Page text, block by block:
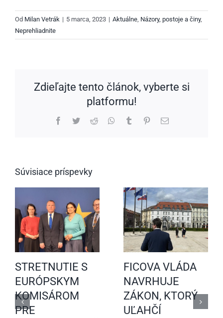
Od Milan Vetrák | 5 marca, 2023 | Aktuálne Názory, postoje a činy,
Neprehliadnite
Zdieľajte tento článok, vyberte si
platformu!
Facebook
TwitterReddit WhatsApp
Tumblr PinterestEmail
Súvisiace príspevky
STRETNUTIE S
EURÓPSKYM
KOMISÁROM
PRE
FICOVA VLÁDA
NAVRHUJE
ZÁKON, KTORÝ
UĽAHČÍ